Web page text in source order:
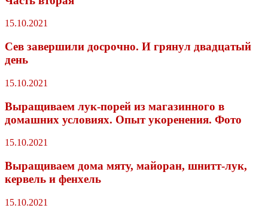
15.10.2021
Сев завершили досрочно. И грянул двадцатый
день
15.10.2021
Выращиваем лук-порей из магазинного в
домашних условиях. Опыт укоренения. Фото
15.10.2021
Выращиваем дома мяту, майоран, шнитт-лук,
кервель и фенхель
15.10.2021